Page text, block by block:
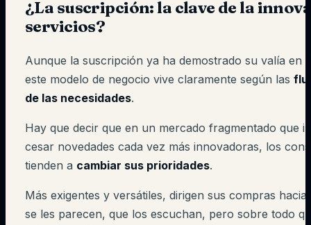
¿La suscripción: la clave de la
servicios?
Aunque la suscripción ya ha demostrado su valía en
este modelo de negocio vive claramente según las
de las necesidades.
Hay que decir que en un mercado fragmentado que
cesar novedades cada vez más innovadoras, los
tienden a cambiar sus prioridades.
Más exigentes y versátiles, dirigen sus compras hacia
se les parecen, que los escuchan, pero sobre todo